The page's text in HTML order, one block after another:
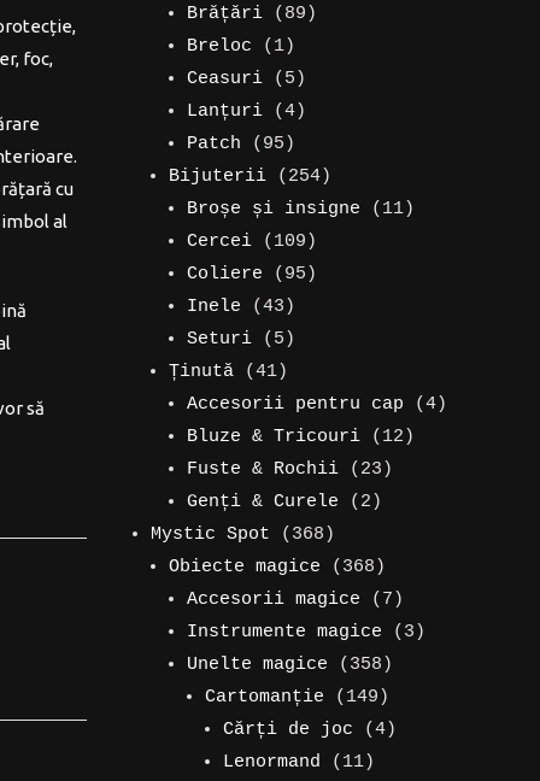
foc,
cu
al
să
produse
Brățări 8989
Breloc 11
produs
Ceasuri 55
produse
Lanțuri 44
Patch 9595
de
produse
Bijuterii 254254
de
Broșe și insigne 1111
Cercei 109109
produse
Coliere 9595
Inele 4343
de
produse
Seturi 55
produse
Ținută 4141
de
produse
Accesorii pentru cap 44
Bluze & Tricouri 1212
Fuste & Rochii 2323
Genți & Curele 22
Mystic Spot 368368
de
produse
Obiecte magice 368368
de
produse
Accesorii magice 77
produse
Instrumente magice 33
Unelte magice 358358
de
produse
Cartomanție 149149
de
Cărți de joc 44
Lenormand 1111